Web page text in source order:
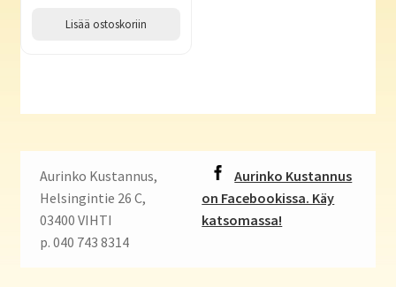
Lisää ostoskoriin
Aurinko Kustannus,
Helsingintie 26 C,
03400 VIHTI
p. 040 743 8314
Aurinko Kustannus
on Facebookissa. Käy
katsomassa!